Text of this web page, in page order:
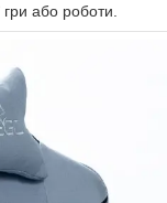
гри або роботи.